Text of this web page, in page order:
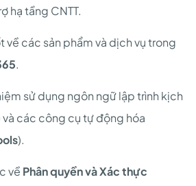
hạ tầng CNTT.
về các sản phẩm và dịch vụ trong
.
sử dụng ngôn ngữ lập trình kịch
và các công cụ tự động hóa
).
về Phân quyền và Xác thực